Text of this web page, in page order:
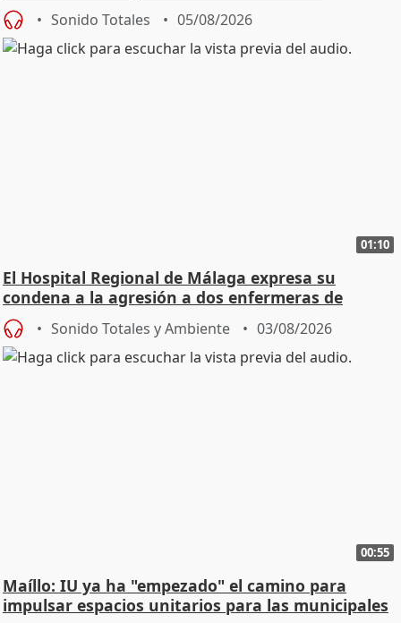
Sonido Totales 05/08/2026
01:10
El Hospital Regional de Málaga expresa su
condena a la agresión a dos enfermeras de
Urgencias
Sonido Totales y Ambiente 03/08/2026
00:55
Maíllo: IU ya ha "empezado" el camino para
impulsar espacios unitarios para las municipales